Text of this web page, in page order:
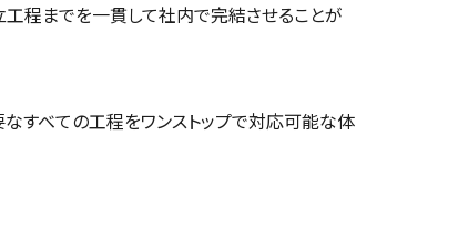
工程までを一貫して社内で完結させることが
なすべての工程をワンストップで対応可能な体